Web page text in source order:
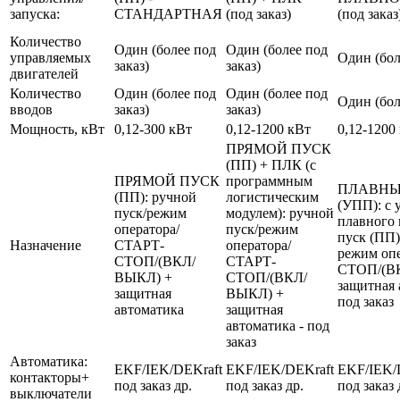
запуска:
СТАНДАРТНАЯ (под заказ)
(под
Количество
управляемых
двигателей
Один (более под
заказ)
Один (более под
заказ)
Один
Количество
вводов
Один (более под
заказ)
Один (более под
заказ)
Один
Мощность, кВт
0,12-300 кВт 0,12-1200 кВт 0,12-1200
Назначение
ПРЯМОЙ ПУСК
(ПП): ручной
пуск/режим
оператора/
СТАРТ-
СТОП/(ВКЛ/
ВЫКЛ) +
защитная
автоматика
ПРЯМОЙ ПУСК
(ПП) + ПЛК (с
программным
логистическим
модулем): ручной
пуск/режим
оператора/
СТАРТ-
СТОП/(ВКЛ/
ВЫКЛ) +
защитная
автоматика - под
заказ
(УПП): с
плавного
пуск
режим
СТОП/
защитная
под заказ
Автоматика:
контакторы+
выключатели
EKF/IEK/DEKraft
под заказ др.
EKF/IEK/DEKraft
под заказ др.
EKF/IEK/
под заказ